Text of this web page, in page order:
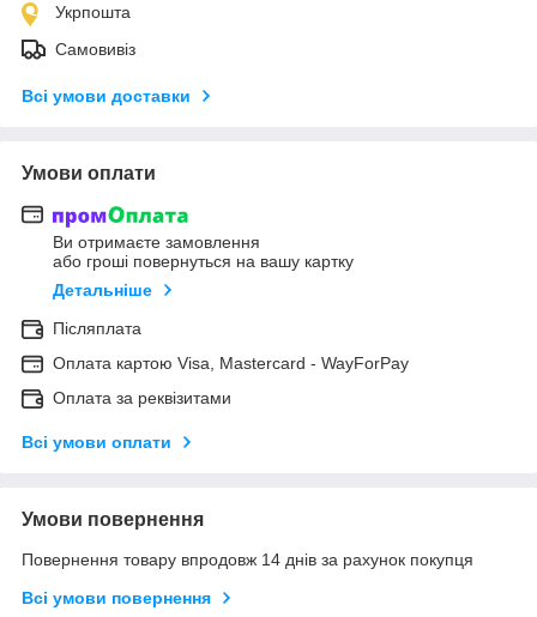
Укрпошта
Самовивіз
Всі умови доставки
Умови оплати
Ви отримаєте замовлення
або гроші повернуться на вашу картку
Детальніше
Післяплата
Оплата картою Visa, Mastercard - WayForPay
Оплата за реквізитами
Всі умови оплати
Умови повернення
Повернення товару впродовж 14 днів за рахунок покупця
Всі умови повернення